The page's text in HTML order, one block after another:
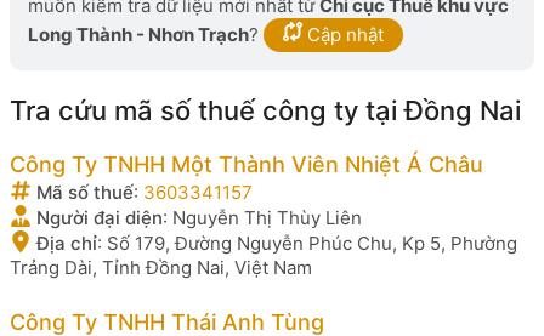
muốn kiểm tra dữ liệu mới nhất từChi cục Thuế khu vực
Long Thành - Nhơn Trạch? Cập nhật
Tra cứu mã số thuế công ty tại Đồng Nai
Công Ty TNHH Một Thành Viên Nhiệt Á Châu
Mã số thuế: 3603341157
Người đại diện: Nguyễn Thị Thùy Liên
Địa chỉ: Số 179, Đường Nguyễn Phúc Chu, Kp 5, Phường
Trảng Dài, Tỉnh Đồng Nai, Việt Nam
Công Ty TNHH Thái Anh Tùng